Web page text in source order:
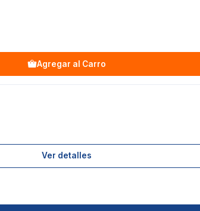
Agregar al Carro
Ver detalles